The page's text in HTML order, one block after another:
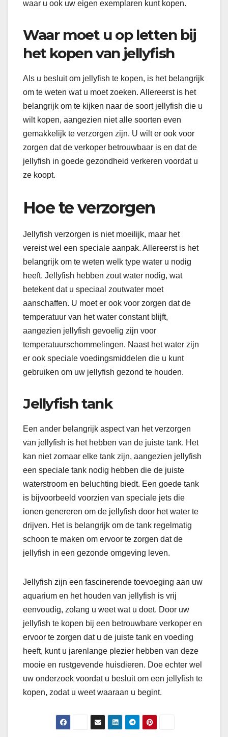
waar u ook uw eigen exemplaren kunt kopen.
Waar moet u op letten bij
het kopen van jellyfish
Als u besluit om jellyfish te kopen, is het belangrijk
om te weten wat u moet zoeken. Allereerst is het
belangrijk om te kijken naar de soort jellyfish die u
wilt kopen, aangezien niet alle soorten even
gemakkelijk te verzorgen zijn. U wilt er ook voor
zorgen dat de verkoper betrouwbaar is en dat de
jellyfish in goede gezondheid verkeren voordat u
ze koopt.
Hoe te verzorgen
Jellyfish verzorgen is niet moeilijk, maar het
vereist wel een speciale aanpak. Allereerst is het
belangrijk om te weten welk type water u nodig
heeft. Jellyfish hebben zout water nodig, wat
betekent dat u speciaal zoutwater moet
aanschaffen. U moet er ook voor zorgen dat de
temperatuur van het water constant blijft,
aangezien jellyfish gevoelig zijn voor
temperatuurschommelingen. Naast het water zijn
er ook speciale voedingsmiddelen die u kunt
gebruiken om uw jellyfish gezond te houden.
Jellyfish tank
Een ander belangrijk aspect van het verzorgen
van jellyfish is het hebben van de juiste tank. Het
kan niet zomaar elke tank zijn, aangezien jellyfish
een speciale tank nodig hebben die de juiste
waterstroom en beluchting biedt. Een goede tank
is bijvoorbeeld voorzien van speciale jets die
ionen genereren om de jellyfish door het water te
drijven. Het is belangrijk om de tank regelmatig
schoon te maken om ervoor te zorgen dat de
jellyfish in een gezonde omgeving leven.
Jellyfish zijn een fascinerende toevoeging aan uw
aquarium en het houden van jellyfish is vrij
eenvoudig, zolang u weet wat u doet. Door uw
jellyfish te kopen bij een betrouwbare verkoper en
ervoor te zorgen dat u de juiste tank en voeding
heeft, kunt u jarenlange plezier hebben van deze
mooie en rustgevende huisdieren. Doe echter wel
uw onderzoek voordat u besluit om een ​​jellyfish te
kopen, zodat u weet waaraan u begint.